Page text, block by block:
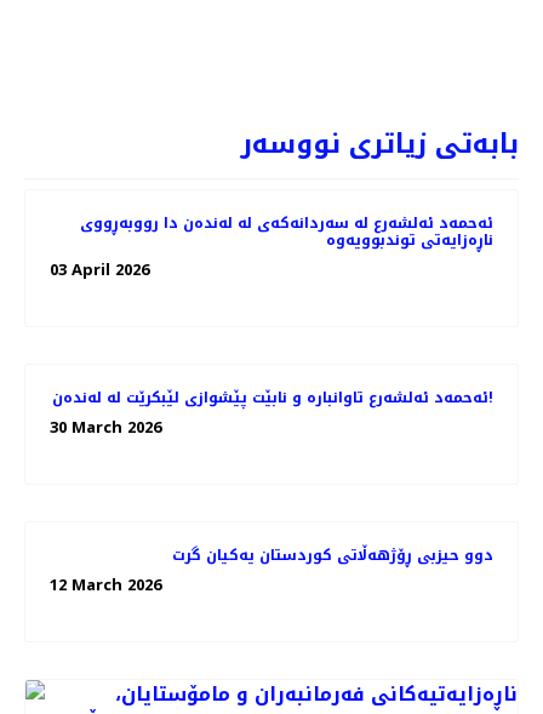
بابەتی زیاتری نووسەر
ئەحمەد ئەلشەرع لە سەردانەکەی لە لەندەن دا رووبەڕووی
ناڕەزایەتی توندبوویەوە
03 April 2026
ئەحمەد ئەلشەرع تاوانبارە و نابێت پێشوازی لێبکرێت لە لەندەن!
30 March 2026
دوو حیزبی ڕۆژهەڵاتی کوردستان یەکیان گرت
12 March 2026